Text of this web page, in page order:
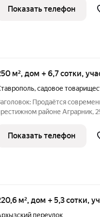
высококачественных
плито перекрытие, облицовка
Показать телефон
250 м², дом + 6,7 сотки,
,садовое
Продаётся
районе Аграрник, 250
Выполнен качественно и по
остаётся
Показать телефон
220,6 м², дом + 5,3 сотки,
переулок